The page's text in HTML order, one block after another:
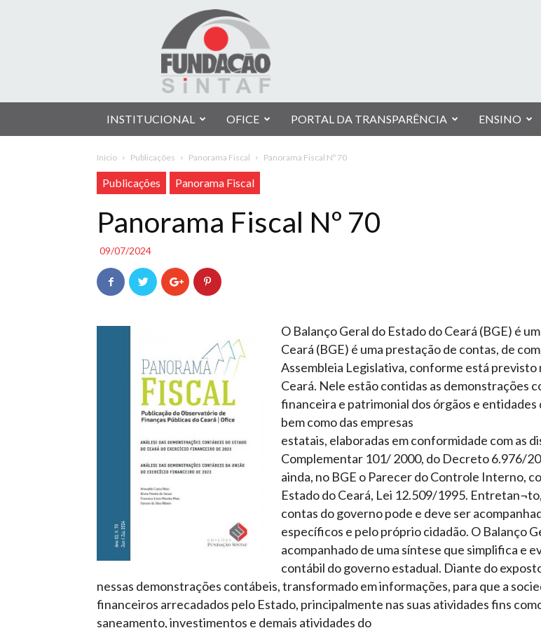
Fundação
INSTITUCIONAL OFICE PORTAL DA TRANSPARÊNCIA ENSINO
Início Publicações Panorama Fiscal Panorama Fiscal Nº 70
Publicações Panorama Fiscal
Panorama Fiscal Nº 70
09/07/2024
O Balanço Geral do Estado do Ceará (BGE) é
Ceará (BGE) é uma prestação de contas, de
Assembleia Legislativa, conforme está
Ceará. Nele estão contidas as demonstrações
financeira e patrimonial dos órgãos e
bem como das empresas
estatais, elaboradas em conformidade com as
Complementar 101/ 2000, do Decreto 6.976/
ainda, no BGE o Parecer do Controle Interno,
Estado do Ceará, Lei 12.509/1995.
contas do governo pode e deve ser
específicos e pelo próprio cidadão. O Balanço
acompanhado de uma síntese que simplifica e
contábil do governo estadual. Diante do
nessas demonstrações contábeis, transformado em informações, para que a
financeiros arrecadados pelo Estado, principalmente nas suas atividades fins
saneamento, investimentos e demais atividades do